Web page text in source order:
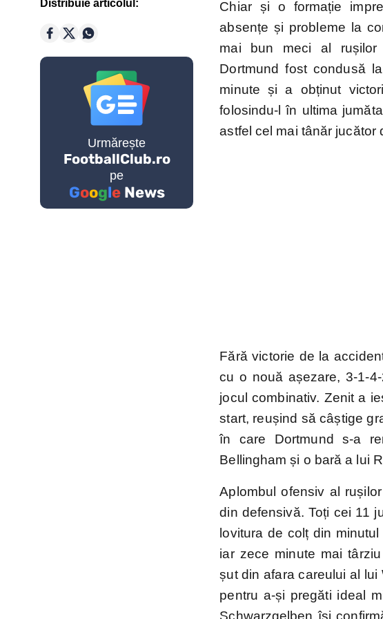
Pro
League
Cupe Europene
2026
2024
Distribuie articolul:
Urmărește
FootballClub.ro
pe
GoogleNews
Chiar și o formație
absențe și probleme la
mai bun meci al rușilor
Dortmund fost condusă
minute și a obținut
folosindu-l în ultima
astfel cel mai tânăr jucător
Fără victorie de la
cu o nouă așezare, 3-1-
jocul combinativ. Zenit a
start, reușind să câștige
în care Dortmund s-a
Bellingham și o bară a lui
Aplombul ofensiv al
din defensivă. Toți cei 11
lovitura de colț din
iar zece minute mai
șut din afara careului al lui
pentru a-și pregăti ideal
Schwarzgelben își